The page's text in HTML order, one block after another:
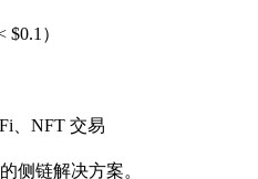
）
、NFT 交易
侧链解决方案。